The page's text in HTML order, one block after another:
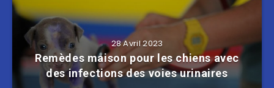
28 Avril 2023
Remèdes maison pour les chiens avec
des infections des voies urinaires